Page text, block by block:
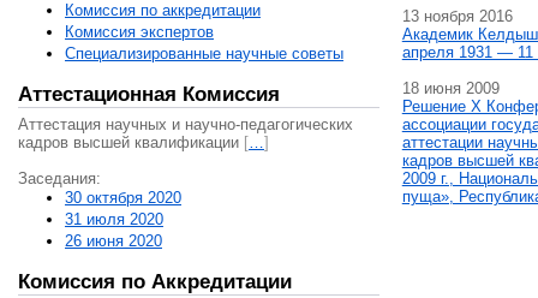
Комиссия по аккредитации
Комиссия экспертов
Специализированные научные советы
Аттестационная Комиссия
Аттестация научных и научно-педагогических
кадров высшей квалификации […]
Заседания:
30 октября 2020
31 июля 2020
26 июня 2020
Комиссия по Аккредитации
13 ноября 2016
Академик
апреля 1931 — 11
18 июня 2009
Решение X
ассоциации
аттестации
кадров высшей
2009 г.,
пуща»,